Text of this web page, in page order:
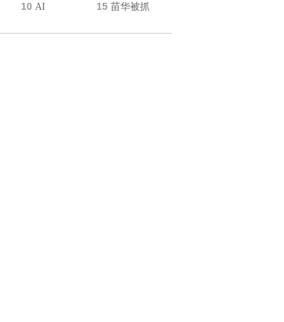
10 AI 15 苗华被抓